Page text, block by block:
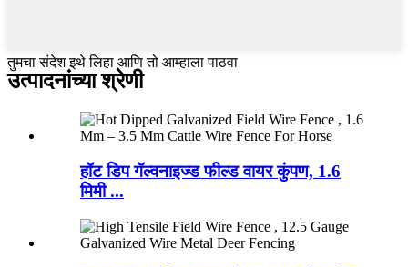
तुमचा संदेश इथे लिहा आणि तो आम्हाला पाठवा
उत्पादनांच्या श्रेणी
हॉट डिप गॅल्वनाइज्ड फील्ड वायर कुंपण, 1.6
मिमी ...